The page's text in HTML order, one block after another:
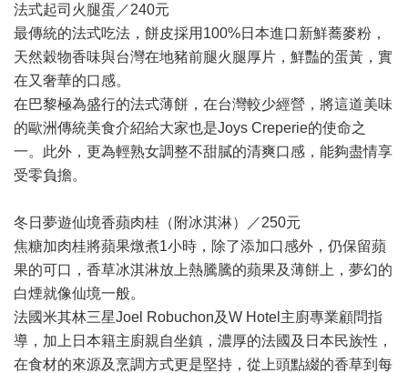
法式起司火腿蛋／240元
最傳統的法式吃法，餅皮採用100%日本進口新鮮蕎麥粉，
天然穀物香味與台灣在地豬前腿火腿厚片，鮮豔的蛋黃，實
在又奢華的口感。
在巴黎極為盛行的法式薄餅，在台灣較少經營，將這道美味
的歐洲傳統美食介紹給大家也是Joys Creperie的使命之
一。此外，更為輕熟女調整不甜膩的清爽口感，能夠盡情享
受零負擔。
冬日夢遊仙境香蘋肉桂（附冰淇淋）／250元
焦糖加肉桂將蘋果燉煮1小時，除了添加口感外，仍保留蘋
果的可口，香草冰淇淋放上熱騰騰的蘋果及薄餅上，夢幻的
白煙就像仙境一般。
法國米其林三星Joel Robuchon及W Hotel主廚專業顧問指
導，加上日本籍主廚親自坐鎮，濃厚的法國及日本民族性，
在食材的來源及烹調方式更是堅持，從上頭點綴的香草到每